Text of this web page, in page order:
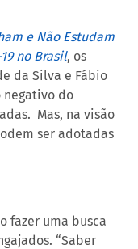
e Não Estudam
no Brasil, os
da Silva e Fábio
negativo do
Mas, na visão
ser adotadas
fazer uma busca
“Saber